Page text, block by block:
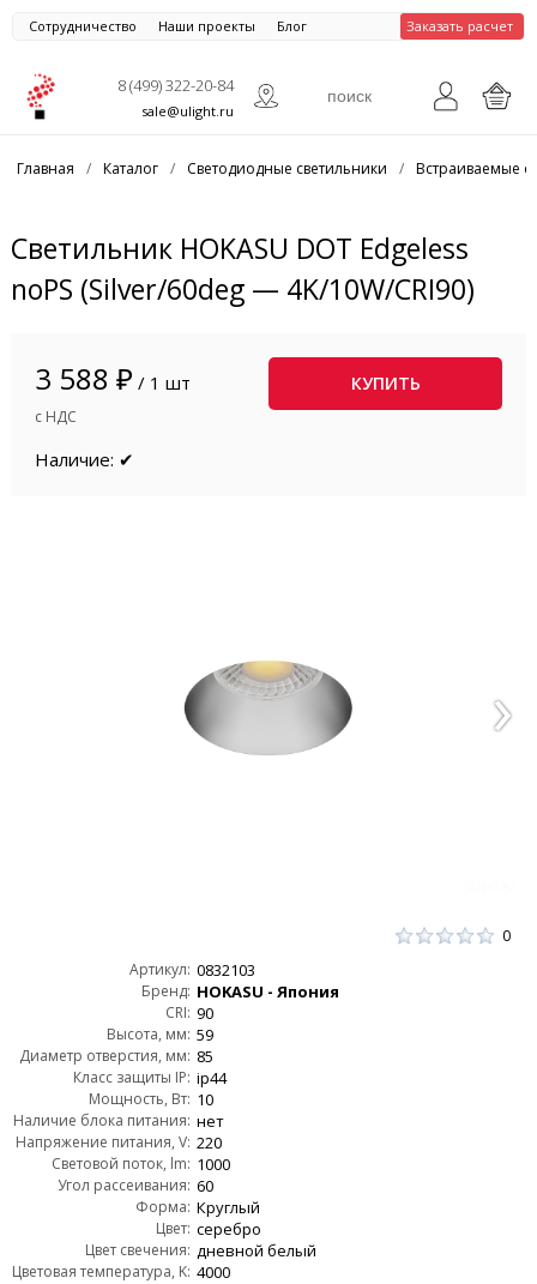
Сотрудничество Наши проекты Блог Заказать расчет
8 (499) 322-20-84
sale@ulight.ru
Главная / Каталог / Светодиодные светильники / Встраиваемые
Светильник HOKASU DOT Edgeless
noPS (Silver/60deg — 4K/10W/CRI90)
3 588 ₽ / 1 шт
с НДС
КУПИТЬ
Наличие: ✔
0
Артикул: 0832103
Бренд: HOKASU - Япония
CRI: 90
Высота, мм: 59
Диаметр отверстия, мм: 85
Класс защиты IP: ip44
Мощность, Вт: 10
Наличие блока питания: нет
Напряжение питания, V: 220
Световой поток, lm: 1000
Угол рассеивания: 60
Форма: Круглый
Цвет: серебро
Цвет свечения: дневной белый
Цветовая температура, K: 4000